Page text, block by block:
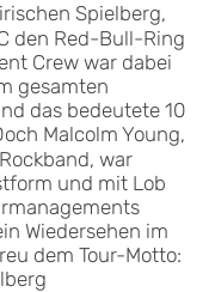
Spielberg,
den Red-Bull-Ring
Crew war dabei
gesamten
das bedeutete 10
Malcolm Young,
war
und mit Lob
Wiedersehen im
dem Tour-Motto: